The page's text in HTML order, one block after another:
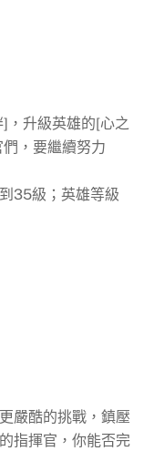
，升級英雄的[心之
，要繼續努力
35級；英雄等級
嚴酷的挑戰，鎮壓
指揮官，你能否完